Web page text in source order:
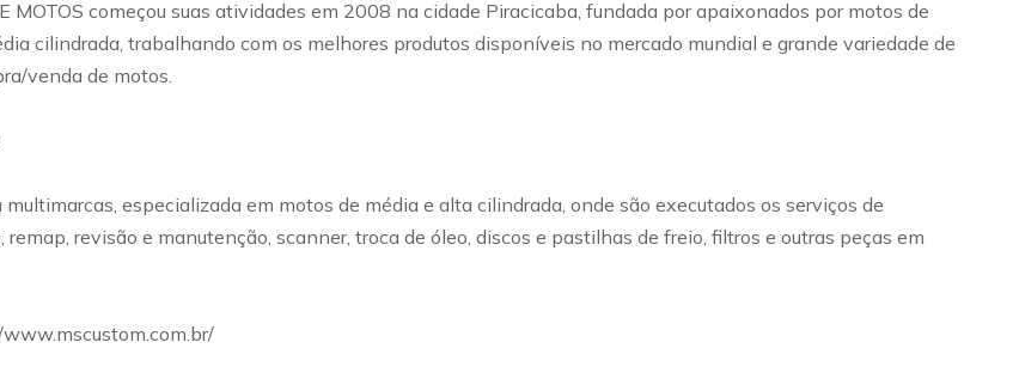
MOTOS começou suas atividades em 2008 na cidade Piracicaba, fundada por apaixonados por motos de
cilindrada, trabalhando com os melhores produtos disponíveis no mercado mundial e grande variedade de
venda de motos.
especializada em motos de média e alta cilindrada, onde são executados os serviços de
revisão e manutenção, scanner, troca de óleo, discos e pastilhas de freio, filtros e outras peças em